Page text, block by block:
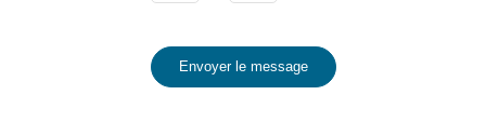
Envoyer le message